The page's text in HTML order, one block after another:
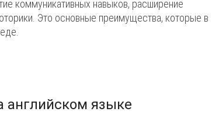
коммуникативных навыков, расширение
Это основные преимущества, которые в
английском языке